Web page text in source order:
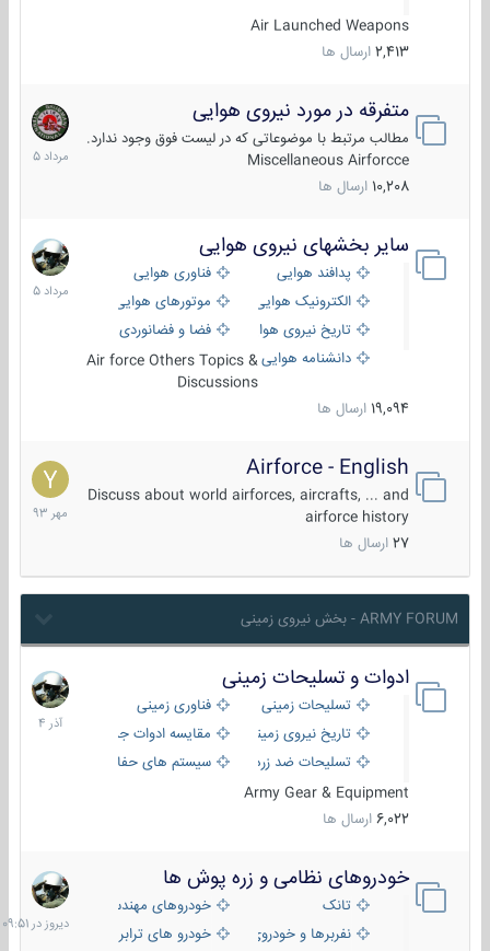
Air Launched Weapons
2,413 ارسال ها
متفرقه در مورد نیروی هوایی
مطالب مرتبط با موضوعاتی که در لیست فوق وجود ندارد.
Miscellaneous Airforcce
10,208 ارسال ها
7
مرداد
1405
سایر بخشهای نیروی هوایی
پدافند هوایی
فناوری هوایی
الکترونیک هوایی
موتورهای هوایی
تاریخ نیروی هوایی
فضا و فضانوردی
دانشنامه هواییAir force Others Topics &
Discussions
19,094 ارسال ها
2
مرداد
1405
Airforce - English
Discuss about world airforces, aircrafts, ... and
airforce history
27 ارسال ها
15
مهر
1393
ARMY FORUM - بخش نیروی زمینی
ادوات و تسلیحات زمینی
تسلیحات زمینی
فناوری زمینی
تاریخ نیروی زمینی
مقایسه ادوات جنگی
تسلیحات ضد زره
سیستم های حفاظت فعال
Army Gear & Equipment
6,022 ارسال ها
21
آذر
1404
خودروهای نظامی و زره پوش ها
تانک
خودروهای مهندسی
نفربرها و خودروی های رزمی پیاده نظام
خودرو های ترابری نظامی
دیروز
در
09:51